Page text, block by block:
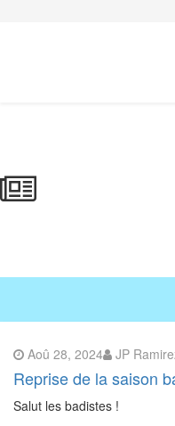
Aoû 28, 2024 JP
Reprise de la saison
Salut les badistes !